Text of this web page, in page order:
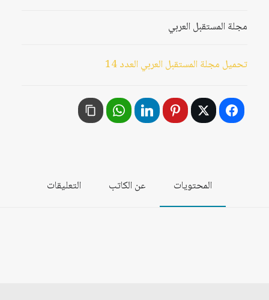
مجلة المستقبل العربي
تحميل مجلة المستقبل العربي العدد 14
المحتويات عن الكاتب التعليقات